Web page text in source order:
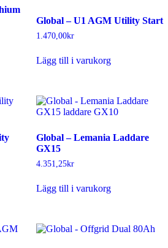
Global – U1 AGM Utility Start
1.470,00kr
Lägg till i varukorg
Global – Lemania Laddare
GX15
4.351,25kr
Lägg till i varukorg